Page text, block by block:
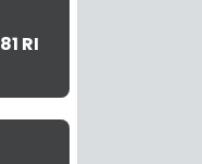
RI